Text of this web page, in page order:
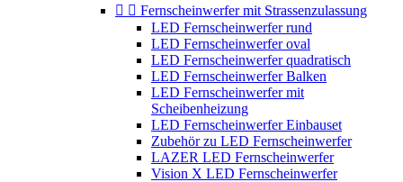
  Fernscheinwerfer mit Strassenzulassung
LED Fernscheinwerfer rund
LED Fernscheinwerfer oval
LED Fernscheinwerfer quadratisch
LED Fernscheinwerfer Balken
LED Fernscheinwerfer mit
Scheibenheizung
LED Fernscheinwerfer Einbauset
Zubehör zu LED Fernscheinwerfer
LAZER LED Fernscheinwerfer
Vision X LED Fernscheinwerfer